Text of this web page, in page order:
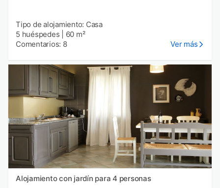
Tipo de alojamiento: Casa
5 huéspedes
60 m²
Comentarios: 8
Ver más
Alojamiento con jardín para 4 personas